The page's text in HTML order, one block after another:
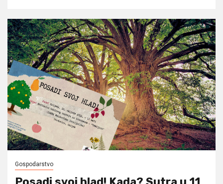
Gospodarstvo